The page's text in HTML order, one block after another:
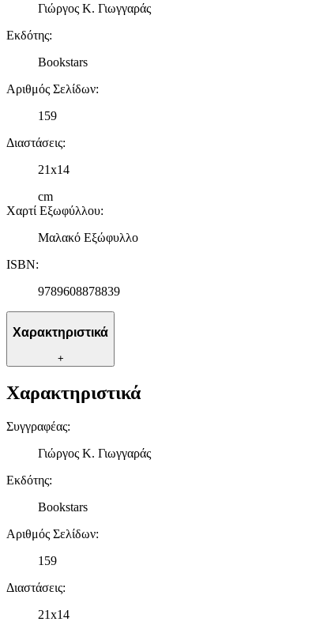
Γιώργος Κ. Γιωγγαράς
Εκδότης:
Bookstars
Αριθμός Σελίδων:
159
Διαστάσεις:
21x14
cm
Χαρτί Εξωφύλλου:
Μαλακό Εξώφυλλο
ISBN:
9789608878839
Χαρακτηριστικά
+
Χαρακτηριστικά
Συγγραφέας:
Γιώργος Κ. Γιωγγαράς
Εκδότης:
Bookstars
Αριθμός Σελίδων:
159
Διαστάσεις:
21x14